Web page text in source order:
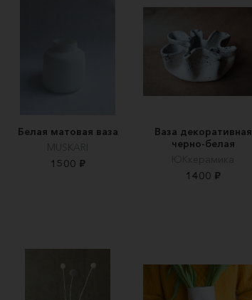
Белая матовая ваза
MUSKARI
1500 ₽
Ваза декоративная
черно-белая
ЮКкерамика
1400 ₽